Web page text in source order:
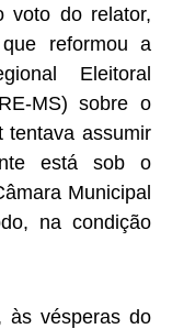
voto do relator,
reformou a
Eleitoral
MS) sobre o
tentava assumir
está sob o
Municipal
na condição
às vésperas do